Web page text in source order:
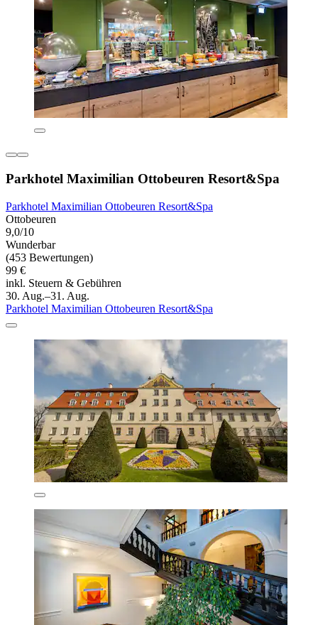
Parkhotel Maximilian Ottobeuren Resort&Spa
Parkhotel Maximilian Ottobeuren Resort&Spa
Ottobeuren
9,0/10
Wunderbar
(453 Bewertungen)
99 €
inkl. Steuern & Gebühren
30. Aug.–31. Aug.
Parkhotel Maximilian Ottobeuren Resort&Spa